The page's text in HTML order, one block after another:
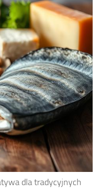
dla tradycyjnych